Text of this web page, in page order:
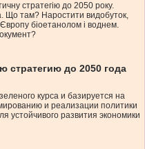
стратегію до 2050 року.
Що там? Наростити видобуток,
біоетанолом і воднем.
стратегию до 2050 года
курса и базируется на
и реализации политики
устойчивого развития экономики